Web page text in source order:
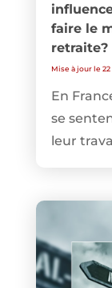
faire le
retraite?
Mise à jour le 22
En
se
leur